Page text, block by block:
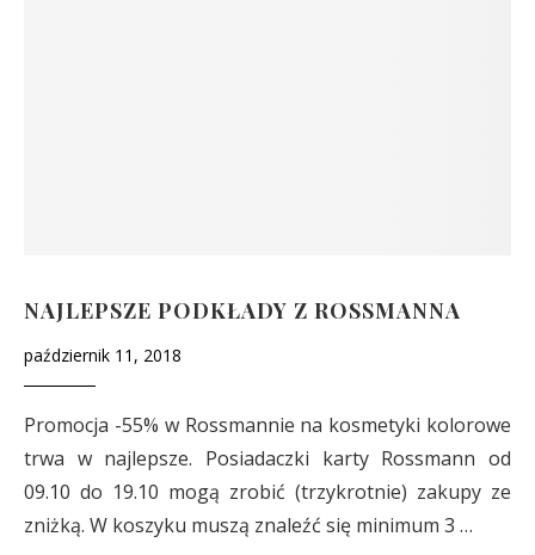
NAJLEPSZE PODKŁADY Z ROSSMANNA
październik 11, 2018
Promocja -55% w Rossmannie na kosmetyki kolorowe
trwa w najlepsze. Posiadaczki karty Rossmann od
09.10 do 19.10 mogą zrobić (trzykrotnie) zakupy ze
zniżką. W koszyku muszą znaleźć się minimum 3 …